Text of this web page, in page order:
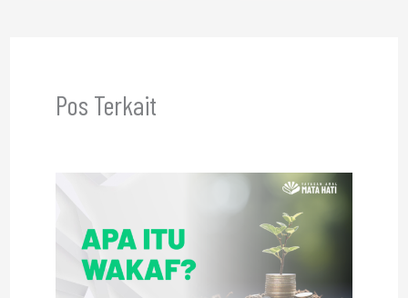
Pos Terkait